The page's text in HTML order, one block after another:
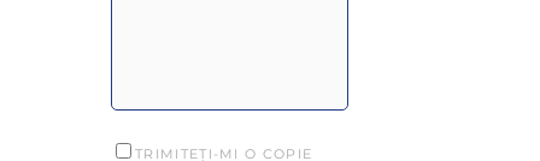
TRIMITEȚI-MI O COPIE